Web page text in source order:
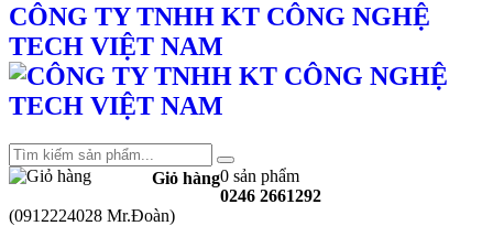
CÔNG TY TNHH KT CÔNG NGHỆ
TECH VIỆT NAM
Giỏ hàng0 sản phẩm
0246 2661292
(0912224028 Mr.Đoàn)